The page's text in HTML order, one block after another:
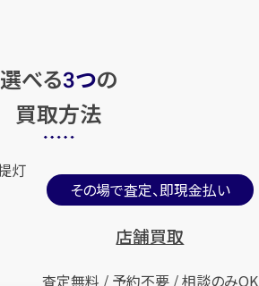
選べる3つの
買取方法
その場で査定、即現金払い
店舗買取
査定無料 / 予約不要 / 相談のみOK